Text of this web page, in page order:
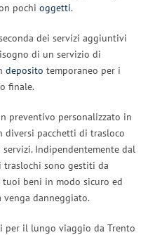
pochi oggetti.
dei servizi aggiuntivi
di un servizio di
deposito temporaneo per i
finale.
preventivo personalizzato in
diversi pacchetti di trasloco
Indipendentemente dal
sono gestiti da
beni in modo sicuro ed
venga danneggiato.
per il lungo viaggio da Trento